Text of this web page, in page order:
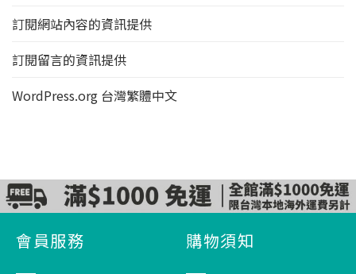
訂閱網站內容的資訊提供
訂閱留言的資訊提供
WordPress.org 台灣繁體中文
會員服務 購物須知